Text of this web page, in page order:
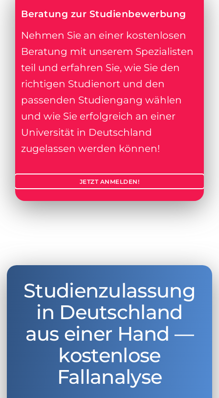
Beratung zur Studienbewerbung
Nehmen Sie an einer kostenlosen
Beratung mit unserem Spezialisten
teil und erfahren Sie, wie Sie den
richtigen Studienort und den
passenden Studiengang wählen
und wie Sie erfolgreich an einer
Universität in Deutschland
zugelassen werden können!
JETZT ANMELDEN!
Studienzulassung
in Deutschland
aus einer Hand —
kostenlose
Fallanalyse